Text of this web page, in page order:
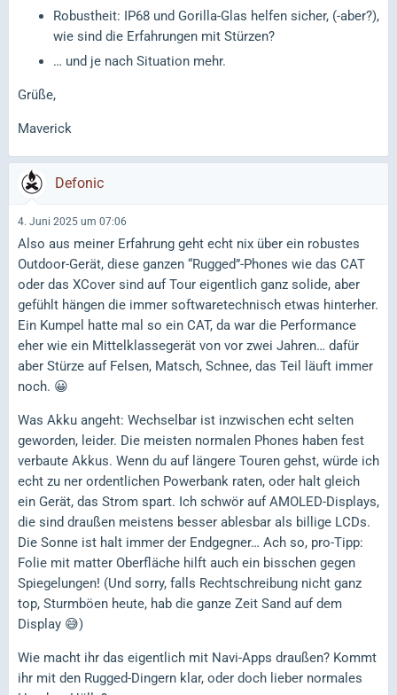
Robustheit: IP68 und Gorilla-Glas helfen sicher, (-aber?),
wie sind die Erfahrungen mit Stürzen?
… und je nach Situation mehr.
Grüße,
Maverick
Defonic
4. Juni 2025 um 07:06
Also aus meiner Erfahrung geht echt nix über ein robustes
Outdoor-Gerät, diese ganzen “Rugged”-Phones wie das CAT
oder das XCover sind auf Tour eigentlich ganz solide, aber
gefühlt hängen die immer softwaretechnisch etwas hinterher.
Ein Kumpel hatte mal so ein CAT, da war die Performance
eher wie ein Mittelklassegerät von vor zwei Jahren… dafür
aber Stürze auf Felsen, Matsch, Schnee, das Teil läuft immer
noch. 😀
Was Akku angeht: Wechselbar ist inzwischen echt selten
geworden, leider. Die meisten normalen Phones haben fest
verbaute Akkus. Wenn du auf längere Touren gehst, würde ich
echt zu ner ordentlichen Powerbank raten, oder halt gleich
ein Gerät, das Strom spart. Ich schwör auf AMOLED-Displays,
die sind draußen meistens besser ablesbar als billige LCDs.
Die Sonne ist halt immer der Endgegner… Ach so, pro-Tipp:
Folie mit matter Oberfläche hilft auch ein bisschen gegen
Spiegelungen! (Und sorry, falls Rechtschreibung nicht ganz
top, Sturmböen heute, hab die ganze Zeit Sand auf dem
Display 😅)
Wie macht ihr das eigentlich mit Navi-Apps draußen? Kommt
ihr mit den Rugged-Dingern klar, oder doch lieber normales